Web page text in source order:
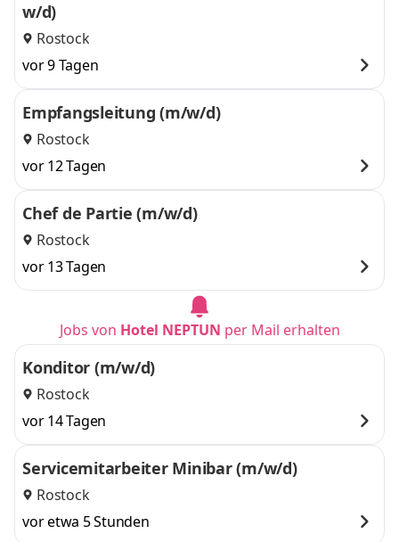
w/d)
Rostock
vor 9 Tagen
Empfangsleitung (m/w/d)
Rostock
vor 12 Tagen
Chef de Partie (m/w/d)
Rostock
vor 13 Tagen
Jobs von Hotel NEPTUN per Mail erhalten
Konditor (m/w/d)
Rostock
vor 14 Tagen
Servicemitarbeiter Minibar (m/w/d)
Rostock
vor etwa 5 Stunden